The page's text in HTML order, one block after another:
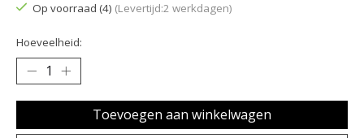
Op voorraad (4) (Levertijd:2 werkdagen)
Hoeveelheid:
Toevoegen aan winkelwagen